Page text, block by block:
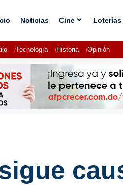
Noticias Cine Loterías
Tecnología Historia Opinión